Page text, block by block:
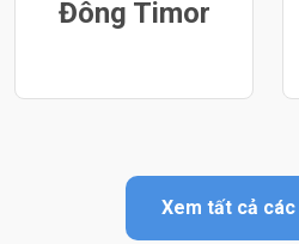
Đông Timor
Xem tất cả